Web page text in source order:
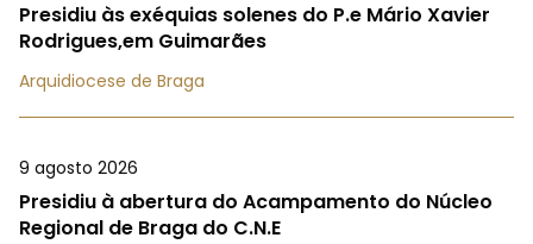
Presidiu às exéquias solenes do P.e Mário Xavier
Rodrigues,em Guimarães
Arquidiocese de Braga
9 agosto 2026
Presidiu à abertura do Acampamento do Núcleo
Regional de Braga do C.N.E